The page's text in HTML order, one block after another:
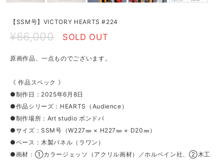
【SSM号】VICTORY HEARTS #224
¥66,000 SOLD OUT
原画作品、一点ものでございます。
《 作品スペック 》
●制作日：2025年6月8日
●作品シリーズ：HEARTS（Audience）
●制作場所：Art studio ボンドバ
●サイズ：SSM号（W227㎜ × H227㎜ × D20㎜）
●ベース：木製パネル（ラワン）
●画材：①カラージェッソ（アクリル画材）／ホルベイン社、②木工